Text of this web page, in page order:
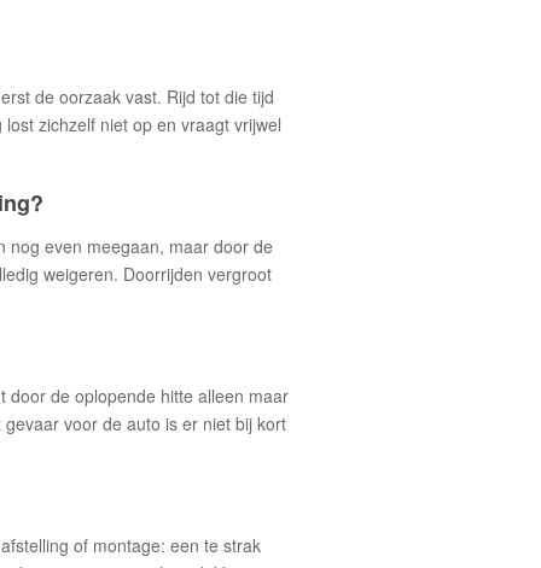
de oorzaak vast. Rijd tot die tijd
zichzelf niet op en vraagt vrijwel
nog even meegaan, maar door de
weigeren. Doorrijden vergroot
door de oplopende hitte alleen maar
voor de auto is er niet bij kort
of montage: een te strak